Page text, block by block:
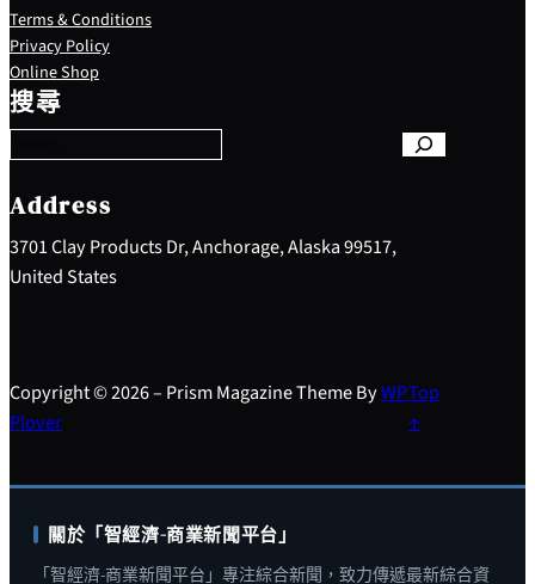
Terms & Conditions
Privacy Policy
Online Shop
搜尋
S
e
a
c
h
Address
3701 Clay Products Dr, Anchorage, Alaska 99517,
United States
Copyright © 2026 – Prism Magazine Theme ByWP
Plover
Top
↑
關於「智經濟-商業新聞平台」
「智經濟-商業新聞平台」專注綜合新聞，致力傳遞最新綜合資